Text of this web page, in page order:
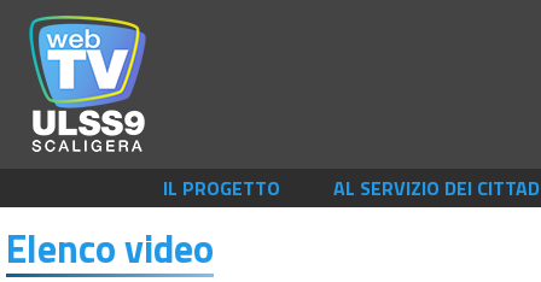
IL PROGETTO AL SERVIZIO DEI
Elenco video